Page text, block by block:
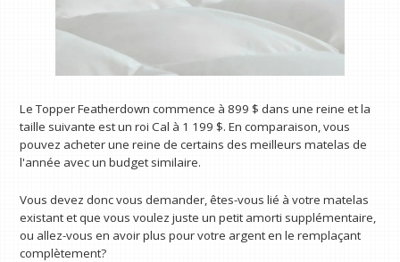
Le Topper Featherdown commence à 899 $ dans une reine et la
taille suivante est un roi Cal à 1 199 $. En comparaison, vous
pouvez acheter une reine de certains des meilleurs matelas de
l'année avec un budget similaire.
Vous devez donc vous demander, êtes-vous lié à votre matelas
existant et que vous voulez juste un petit amorti supplémentaire,
ou allez-vous en avoir plus pour votre argent en le remplaçant
complètement?